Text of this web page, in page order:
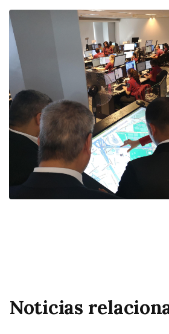
Noticias